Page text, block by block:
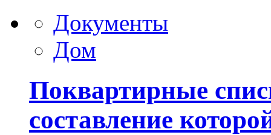
Документы
Дом
Поквартирные
составление